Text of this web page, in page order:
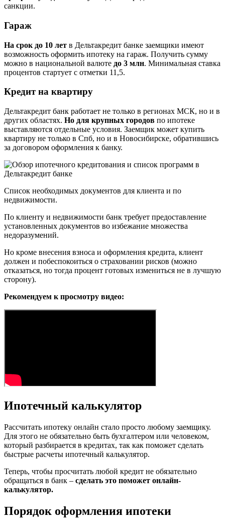
санкции.
Гараж
На срок до 10 лет в Дельтакредит банке заемщики имеют
возможность оформить ипотеку на гараж. Получить сумму
можно в национальной валюте до 3 млн. Минимальная ставка
процентов стартует с отметки 11,5.
Кредит на квартиру
Дельтакредит банк работает не только в регионах МСК, но и в
других областях. Но для крупных городов по ипотеке
выставляются отдельные условия. Заемщик может купить
квартиру не только в Спб, но и в Новосибирске, обратившись
за договором оформления к банку.
Список необходимых документов для клиента и по
недвижимости.
По клиенту и недвижимости банк требует предоставление
установленных документов во избежание множества
недоразумений.
Но кроме внесения взноса и оформления кредита, клиент
должен и побеспокоиться о страховании рисков (можно
отказаться, но тогда процент готовых измениться не в лучшую
сторону).
Рекомендуем к просмотру видео:
Ипотечный калькулятор
Рассчитать ипотеку онлайн стало просто любому заемщику.
Для этого не обязательно быть бухгалтером или человеком,
который разбирается в кредитах, так как поможет сделать
быстрые расчеты ипотечный калькулятор.
Теперь, чтобы просчитать любой кредит не обязательно
обращаться в банк – сделать это поможет онлайн-
калькулятор.
Порядок оформления ипотеки